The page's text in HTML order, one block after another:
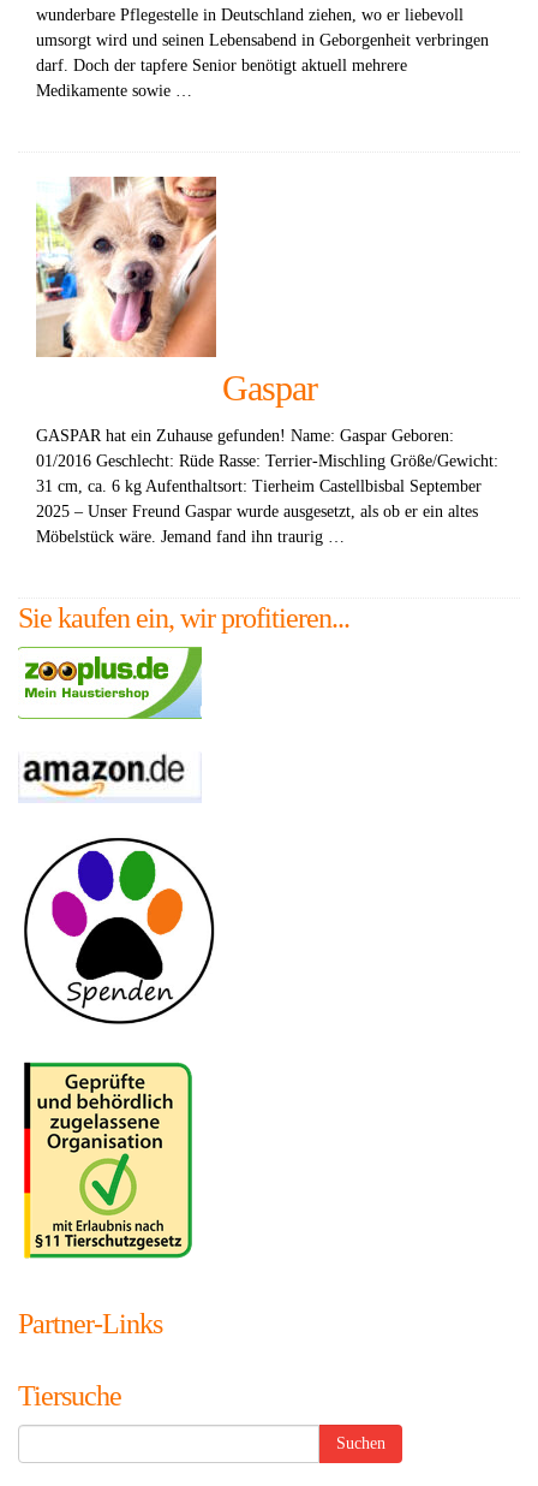
wunderbare Pflegestelle in Deutschland ziehen, wo er liebevoll
umsorgt wird und seinen Lebensabend in Geborgenheit verbringen
darf. Doch der tapfere Senior benötigt aktuell mehrere
Medikamente sowie …
Gaspar
GASPAR hat ein Zuhause gefunden! Name: Gaspar Geboren:
01/2016 Geschlecht: Rüde Rasse: Terrier-Mischling Größe/Gewicht:
31 cm, ca. 6 kg Aufenthaltsort: Tierheim Castellbisbal September
2025 – Unser Freund Gaspar wurde ausgesetzt, als ob er ein altes
Möbelstück wäre. Jemand fand ihn traurig …
Sie kaufen ein, wir profitieren...
Partner-Links
Tiersuche